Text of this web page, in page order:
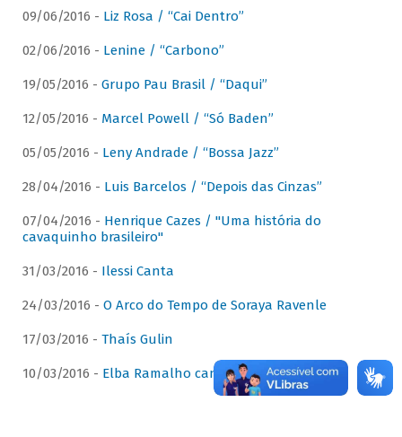
09/06/2016 - Liz Rosa / “Cai Dentro”
02/06/2016 - Lenine / “Carbono”
19/05/2016 - Grupo Pau Brasil / “Daqui”
12/05/2016 - Marcel Powell / “Só Baden”
05/05/2016 - Leny Andrade / “Bossa Jazz”
28/04/2016 - Luis Barcelos / “Depois das Cinzas”
07/04/2016 - Henrique Cazes / "Uma história do
cavaquinho brasileiro"
31/03/2016 - Ilessi Canta
24/03/2016 - O Arco do Tempo de Soraya Ravenle
17/03/2016 - Thaís Gulin
10/03/2016 - Elba Ramalho canta Dominguinhos